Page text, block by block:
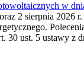
w
2 sierpnia 2026
30 ust. 5 ustawy z